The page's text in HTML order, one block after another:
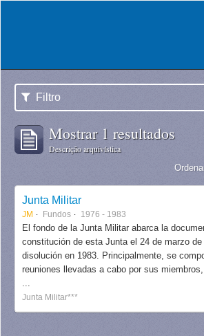
Filtro
Mostrar 1 resultados
Descrição arquivística
Junta Militar
JM Fundos 1976 - 1983
El fondo de la Junta Militar abarca la
constitución de esta Junta el 24 de marzo
disolución en 1983. Principalmente, se
reuniones llevadas a cabo por sus
...
Junta Militar***